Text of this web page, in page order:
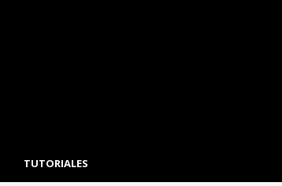
TUTORIALES